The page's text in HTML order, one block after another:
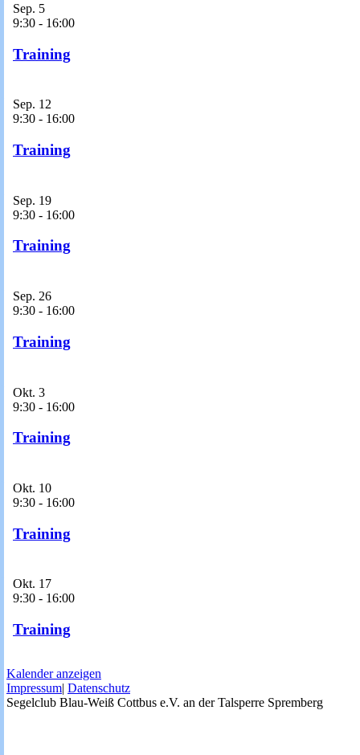
Sep. 5
9:30 - 16:00
Training
Sep. 12
9:30 - 16:00
Training
Sep. 19
9:30 - 16:00
Training
Sep. 26
9:30 - 16:00
Training
Okt. 3
9:30 - 16:00
Training
Okt. 10
9:30 - 16:00
Training
Okt. 17
9:30 - 16:00
Training
Kalender anzeigen
Impressum| Datenschutz
Segelclub Blau-Weiß Cottbus e.V. an der Talsperre Spremberg